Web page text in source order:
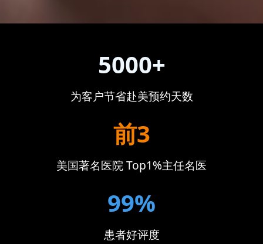
5000+
为客户节省赴美预约天数
前3
美国著名医院 Top1%主任名医
99%
患者好评度